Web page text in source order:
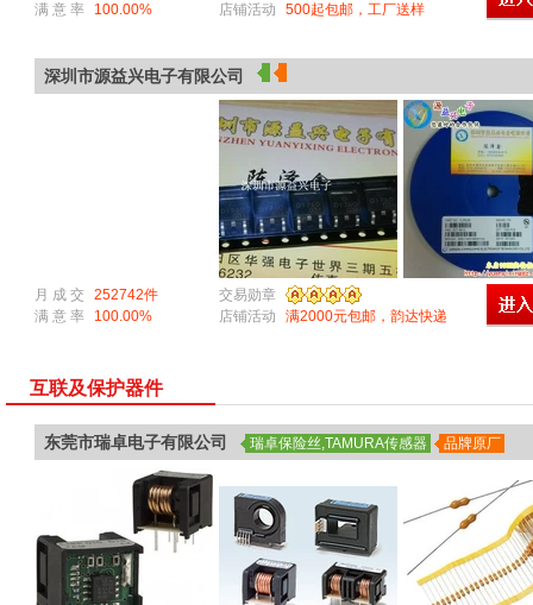
满 意 率
100.00% 店铺活动 500起包邮，工厂送样
深圳市源益兴电子有限公司
月 成 交 252742件
交易勋章
满 意 率
100.00% 店铺活动 满2000元包邮，韵达快递
互联及保护器件
东莞市瑞卓电子有限公司 瑞卓保险丝,TAMURA传感器 品牌原厂